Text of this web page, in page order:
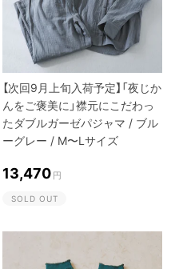
【次回9月上旬入荷予定】「夜じか
んをご褒美に」襟元にこだわっ
たダブルガーゼパジャマ / ブル
ーグレー / M〜Lサイズ
13,470 円
SOLD OUT